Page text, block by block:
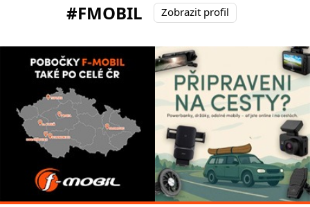
#FMOBIL
Zobrazit profil